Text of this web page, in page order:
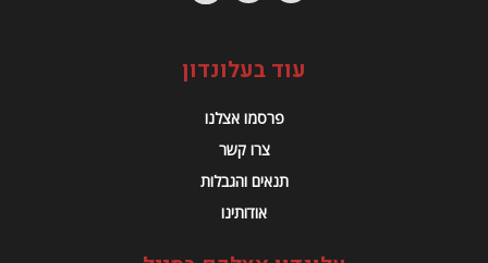
עוד בעלונדון
פרסמו אצלנו
צרו קשר
תנאים והגבלות
אודותינו